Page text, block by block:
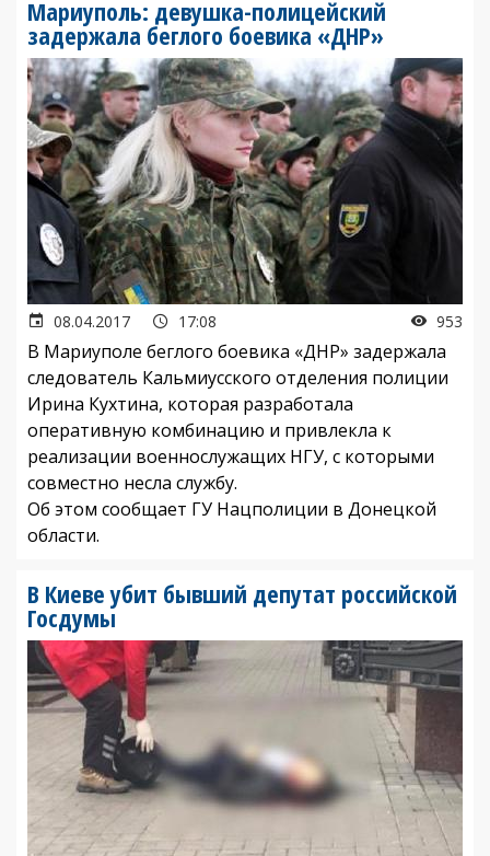
Мариуполь: девушка-полицейский
задержала беглого боевика «ДНР»
08.04.2017 17:08 953
В Мариуполе беглого боевика «ДНР» задержала
следователь Кальмиусского отделения полиции
Ирина Кухтина, которая разработала
оперативную комбинацию и привлекла к
реализации военнослужащих НГУ, с которыми
совместно несла службу.
Об этом сообщает ГУ Нацполиции в Донецкой
области.
В Киеве убит бывший депутат российской
Госдумы